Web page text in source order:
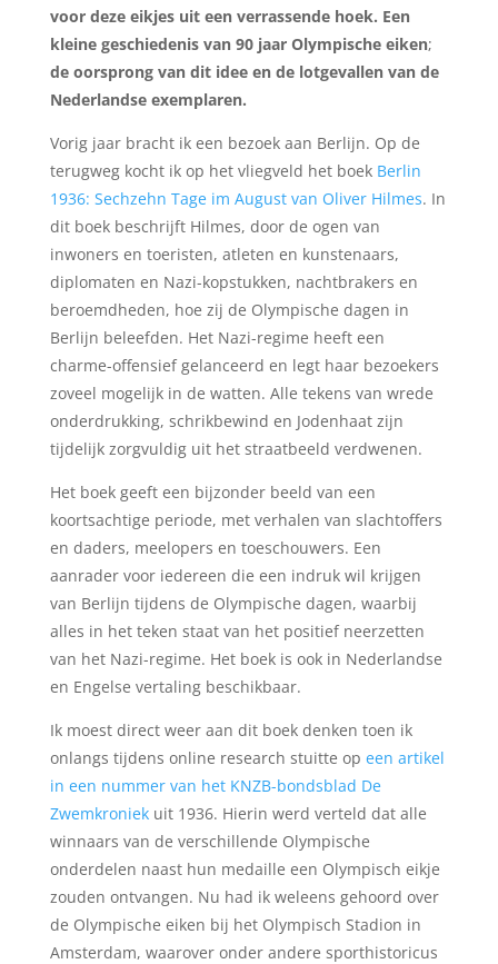
voor deze eikjes uit een verrassende hoek. Een
kleine geschiedenis van90 jaar Olympische eiken;
de oorsprong van dit idee en de lotgevallen van de
Nederlandse exemplaren.
Vorig jaar bracht ik een bezoek aan Berlijn. Op de
terugweg kocht ik op het vliegveld het boek Berlin
1936: Sechzehn Tage im August van Oliver Hilmes. In
dit boek beschrijft Hilmes, door de ogen van
inwoners en toeristen, atleten en kunstenaars,
diplomaten en Nazi-kopstukken, nachtbrakers en
beroemdheden, hoe zij de Olympische dagen in
Berlijn beleefden. Het Nazi-regime heeft een
charme-offensief gelanceerd en legt haar bezoekers
zoveel mogelijk in de watten. Alle tekens van wrede
onderdrukking, schrikbewind en Jodenhaat zijn
tijdelijk zorgvuldig uit het straatbeeld verdwenen.
Het boek geeft een bijzonder beeld van een
koortsachtige periode, met verhalen van slachtoffers
en daders, meelopers en toeschouwers. Een
aanrader voor iedereen die een indruk wil krijgen
van Berlijn tijdens de Olympische dagen, waarbij
alles in het teken staat van het positief neerzetten
van het Nazi-regime. Het boek is ook in Nederlandse
en Engelse vertaling beschikbaar.
Ik moest direct weer aan dit boek denken toen ik
onlangs tijdens online research stuitte op een artikel
in een nummer van het KNZB-bondsblad De
Zwemkroniekuit 1936. Hierin werd verteld dat alle
winnaars van de verschillende Olympische
onderdelen naast hun medaille een Olympisch eikje
zouden ontvangen. Nu had ik weleens gehoord over
de Olympische eiken bij het Olympisch Stadion in
Amsterdam, waarover onder andere sporthistoricus